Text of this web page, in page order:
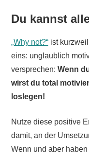
Du kannst
„Why not?“ist
eins: unglaublich
versprechen: Wenn
wirst du total
loslegen!
Nutze diese positive
damit, an der
Wenn und aber